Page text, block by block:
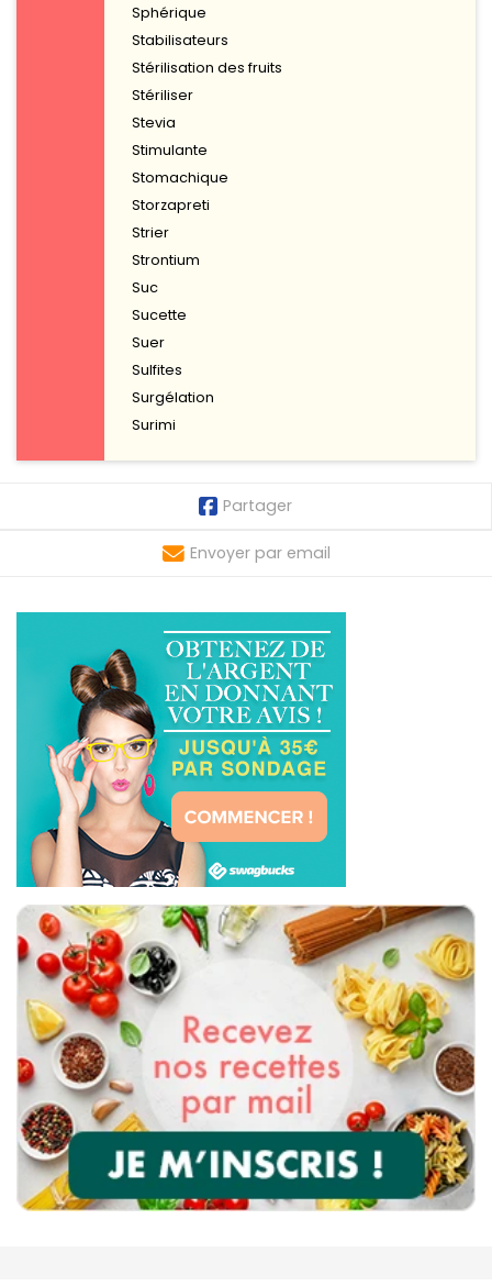
Sphérique
Stabilisateurs
Stérilisation des fruits
Stériliser
Stevia
Stimulante
Stomachique
Storzapreti
Strier
Strontium
Suc
Sucette
Suer
Sulfites
Surgélation
Surimi
Partager
Envoyer par email